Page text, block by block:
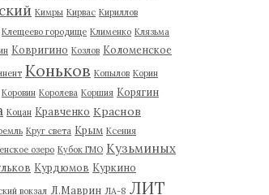
Кимры Кирвас Кириллов
Клещеево городище Клименко Клязьма
Ковригино Козлов Коломенское
Коньков Копылов Корин
Коровин Королева Коршия Корягин
Коцан Кравченко Краснов
Круг света Крым Ксения
озеро Кубок ГМО Кузьминых
Курдюмов Куркино
вокзал Л.Маврин ЛА-8 ЛИТ